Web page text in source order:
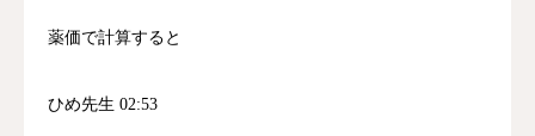
薬価で計算すると
ひめ先生 02:53